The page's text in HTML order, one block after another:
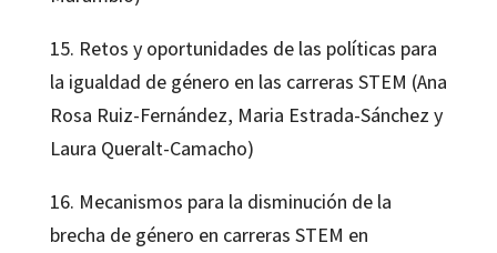
15. Retos y oportunidades de las políticas para
la igualdad de género en las carreras STEM (Ana
Rosa Ruiz-Fernández, Maria Estrada-Sánchez y
Laura Queralt-Camacho)
16. Mecanismos para la disminución de la
brecha de género en carreras STEM en